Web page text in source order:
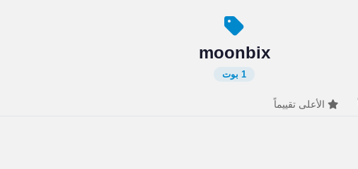
moonbix
1 بوت
الأعلى تقييماً